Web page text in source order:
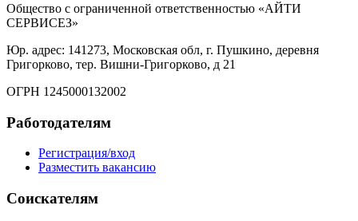
Общество с ограниченной ответственностью «АЙТИ
СЕРВИСЕЗ»
Юр. адрес: 141273, Московская обл, г. Пушкино, деревня
Григорково, тер. Вишни-Григорково, д 21
ОГРН 1245000132002
Работодателям
Регистрация/вход
Разместить вакансию
Соискателям